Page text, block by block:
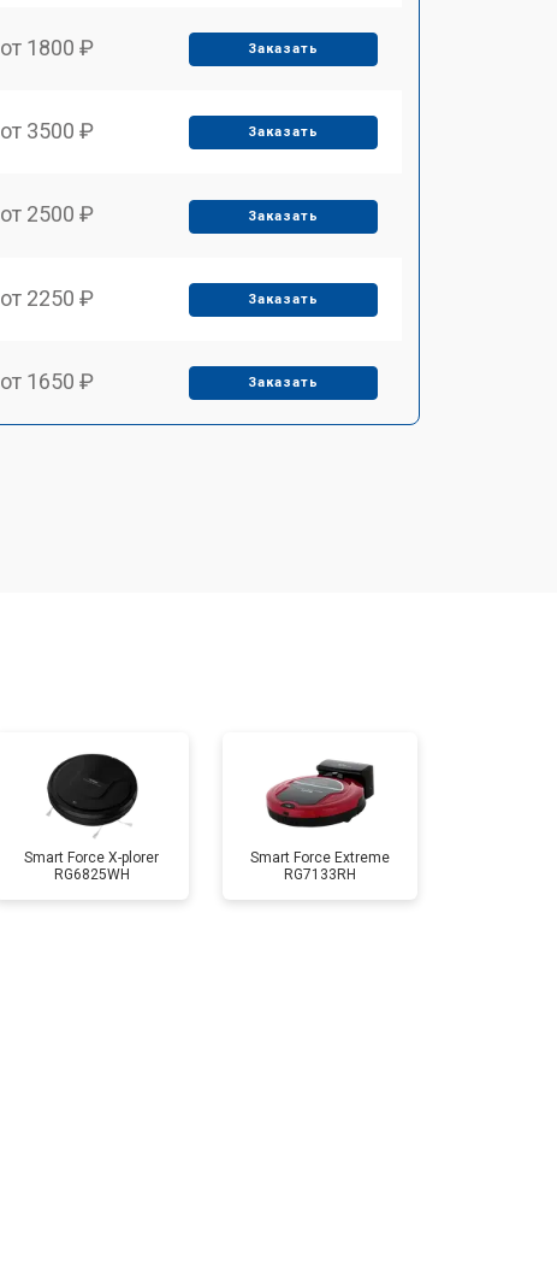
от 1800 ₽ Заказать
от 3500 ₽ Заказать
от 2500 ₽ Заказать
от 2250 ₽ Заказать
от 1650 ₽ Заказать
Smart Force X-plorer
RG6825WH
Smart Force Extreme
RG7133RH